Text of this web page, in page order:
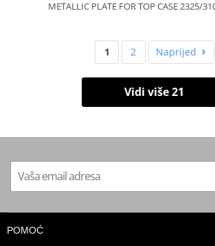
METALLIC PLATE FOR TOP CASE 2325/
1 2 Naprijed
Vidi više 21
POMOĆ